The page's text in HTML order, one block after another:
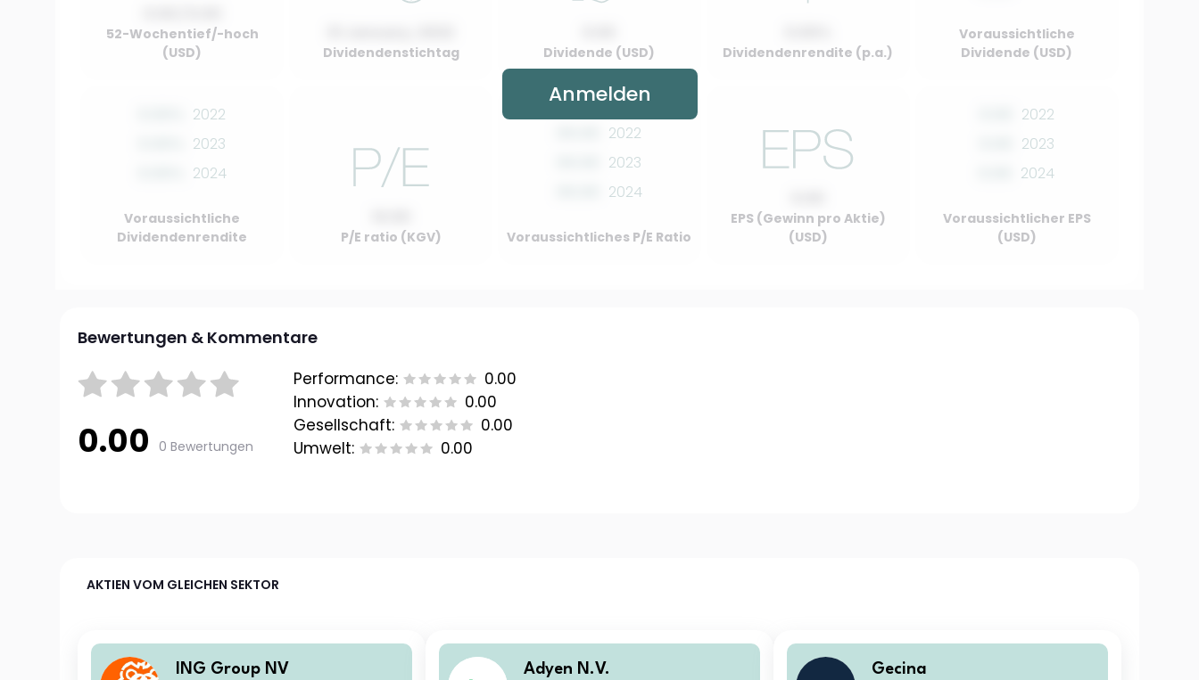
52-Wochentief/-hoch
(USD)
Dividendenstichtag Dividende (USD) Dividendenrendite (p.a.)
Voraussichtliche
Dividende (USD)
2022
2023
2024
Voraussichtliche
Dividendenrendite
P/E ratio (KGV)
2022
2023
2024
Voraussichtliches P/E Ratio
EPS (Gewinn pro Aktie)
(USD)
2022
2023
2024
Voraussichtlicher EPS
(USD)
Anmelden
Bewertungen & Kommentare
0.00 0 Bewertungen
Performance:
0.00
Innovation:
0.00
Gesellschaft:
0.00
Umwelt:
0.00
AKTIEN VOM GLEICHEN SEKTOR
ING Group NV Adyen N.V. Gecina